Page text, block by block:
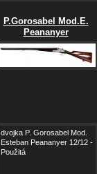
P.Gorosabel Mod.E.
Peananyer
dvojka P. Gorosabel Mod.
Esteban Peananyer 12/12 -
Použitá